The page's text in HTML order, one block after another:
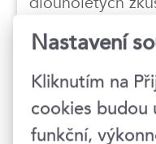
konzultační a
manažera ve
odkud si
neboť část mé
Nastavení
Kliknutím na
cookies budou
funkční,